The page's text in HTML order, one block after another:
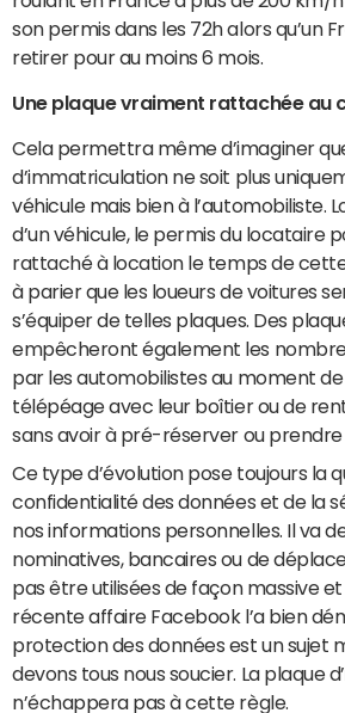
son permis dans les 72h alors qu’un
retirer pour au moins 6 mois.
Une plaque vraiment rattachée au
Cela permettra même d’imaginer
d’immatriculation ne soit plus
véhicule mais bien à l’automobiliste.
d’un véhicule, le permis du locataire
rattaché à location le temps de
à parier que les loueurs de voitures
s’équiper de telles plaques. Des
empêcheront également les
par les automobilistes au moment
télépéage avec leur boîtier ou de
sans avoir à pré-réserver ou prendre
Ce type d’évolution pose toujours la
confidentialité des données et de la
nos informations personnelles. Il va
nominatives, bancaires ou de
pas être utilisées de façon massive et
récente affaire Facebook l’a bien
protection des données est un sujet
devons tous nous soucier. La plaque
n’échappera pas à cette règle.